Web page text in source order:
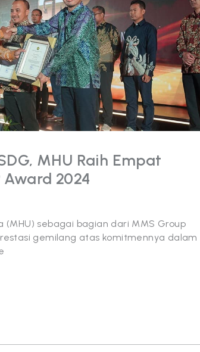
MHU Raih Empat
2024
sebagai bagian dari MMS Group
gemilang atas komitmennya dalam